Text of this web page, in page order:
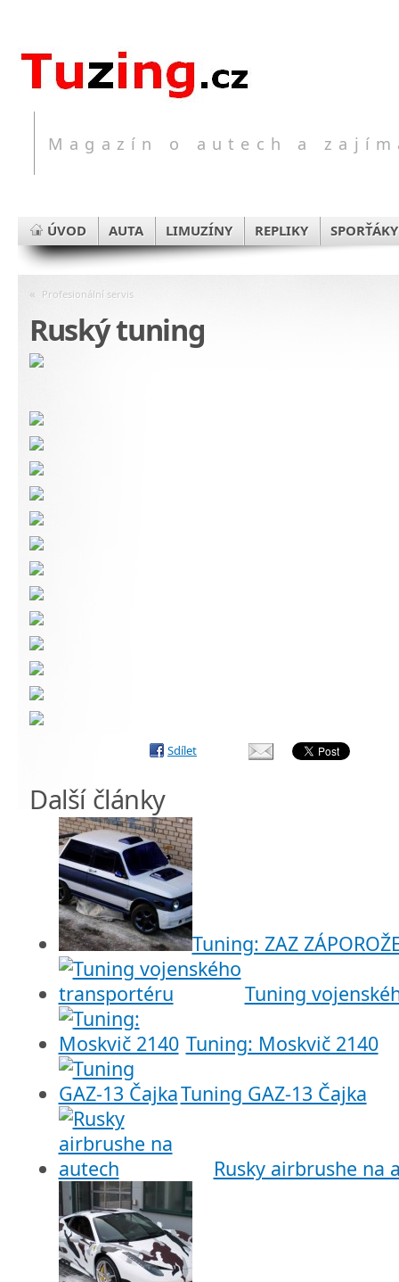
Magazín o autech a
ÚVOD AUTA LIMUZÍNY REPLIKY SPORŤÁKY
« Profesionální servis
Ruský tuning
Sdílet
Další články
Tuning: ZAZ
Tuning
Tuning: Moskvič 2140
Tuning GAZ-13 Čajka
Rusky airbrushe na